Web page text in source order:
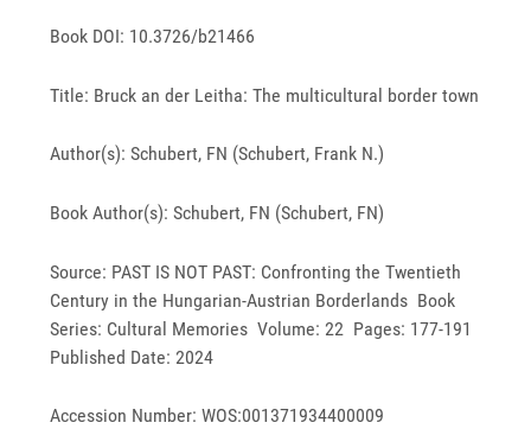
Book DOI: 10.3726/b21466
Title: Bruck an der Leitha: The multicultural border town
Author(s): Schubert, FN (Schubert, Frank N.)
Book Author(s): Schubert, FN (Schubert, FN)
Source: PAST IS NOT PAST: Confronting the Twentieth
Century in the Hungarian-Austrian Borderlands Book
Series: Cultural Memories Volume: 22 Pages: 177-191
Published Date: 2024
Accession Number: WOS:001371934400009